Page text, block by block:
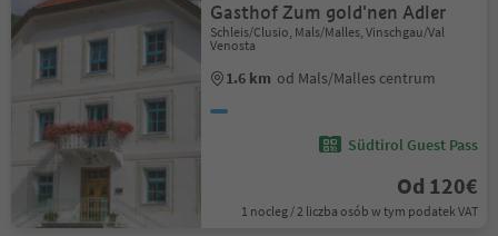
Gasthof Zum gold'nen Adler
Schleis/Clusio, Mals/Malles, Vinschgau/Val
Venosta
1.6 km od Mals/Malles centrum
Südtirol Guest Pass
Od 120€
1 nocleg / 2 liczba osób w tym podatek VAT